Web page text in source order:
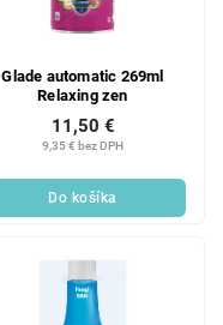
Glade automatic 269ml
Relaxing zen
9,35 € bez DPH
11,50 €
Do košíka